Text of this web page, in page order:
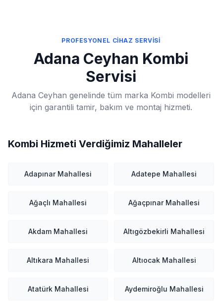
PROFESYONEL CİHAZ SERVİSİ
Adana Ceyhan Kombi
Servisi
Adana Ceyhan genelinde tüm marka Kombi modelleri
için garantili tamir, bakım ve montaj hizmeti.
Kombi Hizmeti Verdiğimiz Mahalleler
Adapınar Mahallesi Adatepe Mahallesi
Ağaçlı Mahallesi Ağaçpınar Mahallesi
Akdam Mahallesi Altıgözbekirli Mahallesi
Altıkara Mahallesi Altıocak Mahallesi
Atatürk Mahallesi Aydemiroğlu Mahallesi